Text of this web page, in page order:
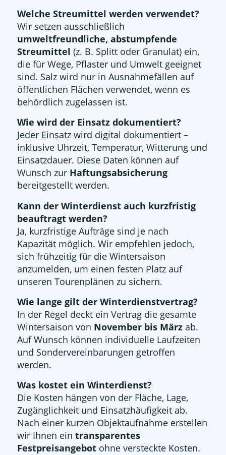
Welche Streumittel werden verwendet?
Wir setzen ausschließlich
umweltfreundliche, abstumpfende
Streumittel (z. B. Splitt oder Granulat) ein,
die für Wege, Pflaster und Umwelt geeignet
sind. Salz wird nur in Ausnahmefällen auf
öffentlichen Flächen verwendet, wenn es
behördlich zugelassen ist.
Wie wird der Einsatz dokumentiert?
Jeder Einsatz wird digital dokumentiert –
inklusive Uhrzeit, Temperatur, Witterung und
Einsatzdauer. Diese Daten können auf
Wunsch zur Haftungsabsicherung
bereitgestellt werden.
Kann der Winterdienst auch kurzfristig
beauftragt werden?
Ja, kurzfristige Aufträge sind je nach
Kapazität möglich. Wir empfehlen jedoch,
sich frühzeitig für die Wintersaison
anzumelden, um einen festen Platz auf
unseren Tourenplänen zu sichern.
Wie lange gilt der Winterdienstvertrag?
In der Regel deckt ein Vertrag die gesamte
Wintersaison von November bis Märzab.
Auf Wunsch können individuelle Laufzeiten
und Sondervereinbarungen getroffen
werden.
Was kostet ein Winterdienst?
Die Kosten hängen von der Fläche, Lage,
Zugänglichkeit und Einsatzhäufigkeit ab.
Nach einer kurzen Objektaufnahme erstellen
wir Ihnen ein transparentes
Festpreisangebotohne versteckte Kosten.